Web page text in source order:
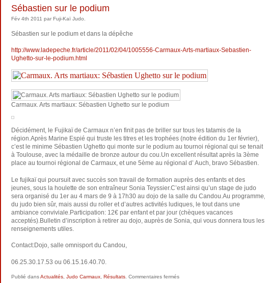
Sébastien sur le podium
Fév 4th 2011 par Fuji-Kaï Judo.
Sébastien sur le podium et dans la dépêche
http://www.ladepeche.fr/article/2011/02/04/1005556-Carmaux-Arts-martiaux-Sebastien-
Ughetto-sur-le-podium.html
Carmaux. Arts martiaux: Sébastien Ughetto sur le podium
Décidément, le Fujikaï de Carmaux n’en finit pas de briller sur tous les tatamis de la
région.Après Marine Espié qui truste les titres et les trophées (notre édition du 1er février),
c’est le minime Sébastien Ughetto qui monte sur le podium au tournoi régional qui se tenait
à Toulouse, avec la médaille de bronze autour du cou.Un excellent résultat après la 3ème
place au tournoi régional de Carmaux, et une 5ème au régional d’ Auch, bravo Sébastien.
Le fujikaï qui poursuit avec succès son travail de formation auprès des enfants et des
jeunes, sous la houlette de son entraîneur Sonia Teyssier.C’est ainsi qu’un stage de judo
sera organisé du 1er au 4 mars de 9 à 17h30 au dojo de la salle du Candou.Au programme,
du judo bien sûr, mais aussi du roller et d’autres activités ludiques, le tout dans une
ambiance conviviale.Participation: 12€ par enfant et par jour (chèques vacances
acceptés).Bulletin d’inscription à retirer au dojo, auprès de Sonia, qui vous donnera tous les
renseignements utiles.
Contact:Dojo, salle omnisport du Candou,
06.25.30.17.53 ou 06.15.16.40.70.
Publié dansActualités, Judo Carmaux, Résultats. Commentaires ferméssur